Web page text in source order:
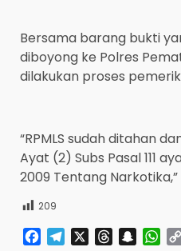
Bersama barang bukti
diboyong ke Polres
dilakukan proses
“RPMLS sudah ditahan
Ayat (2) Subs Pasal 111
2009 Tentang
209
Facebook
TelegramThreads